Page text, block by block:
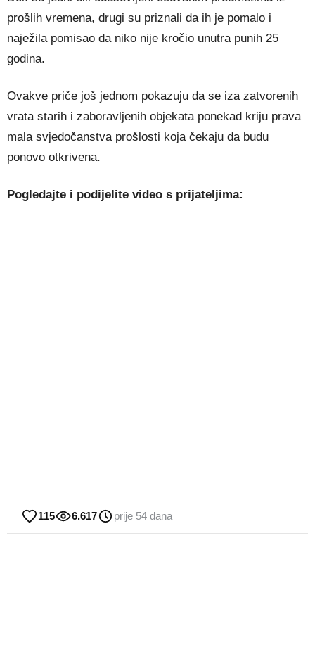
prošlih vremena, drugi su priznali da ih je pomalo i
naježila pomisao da niko nije kročio unutra punih 25
godina.
Ovakve priče još jednom pokazuju da se iza zatvorenih
vrata starih i zaboravljenih objekata ponekad kriju prava
mala svjedočanstva prošlosti koja čekaju da budu
ponovo otkrivena.
Pogledajte i podijelite video s prijateljima:
115 6.617 prije 54 dana